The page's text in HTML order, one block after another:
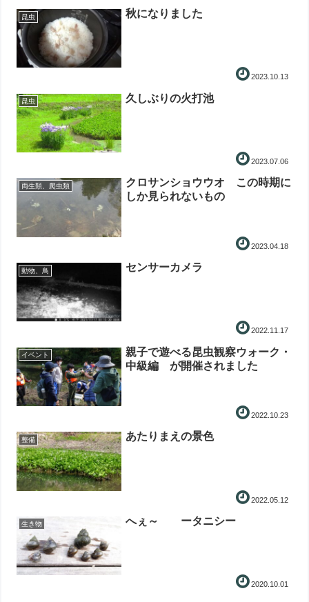
昆虫 秋になりました
2023.10.13
昆虫 久しぶりの火打池
2023.07.06
両生類、爬虫類
クロサンショウウオ この時期に
しか見られないもの
2023.04.18
動物、鳥 センサーカメラ
2022.11.17
イベント
親子で遊べる昆虫観察ウォーク・
中級編 が開催されました
2022.10.23
整備 あたりまえの景色
2022.05.12
生き物 へぇ～ ータニシー
2020.10.01